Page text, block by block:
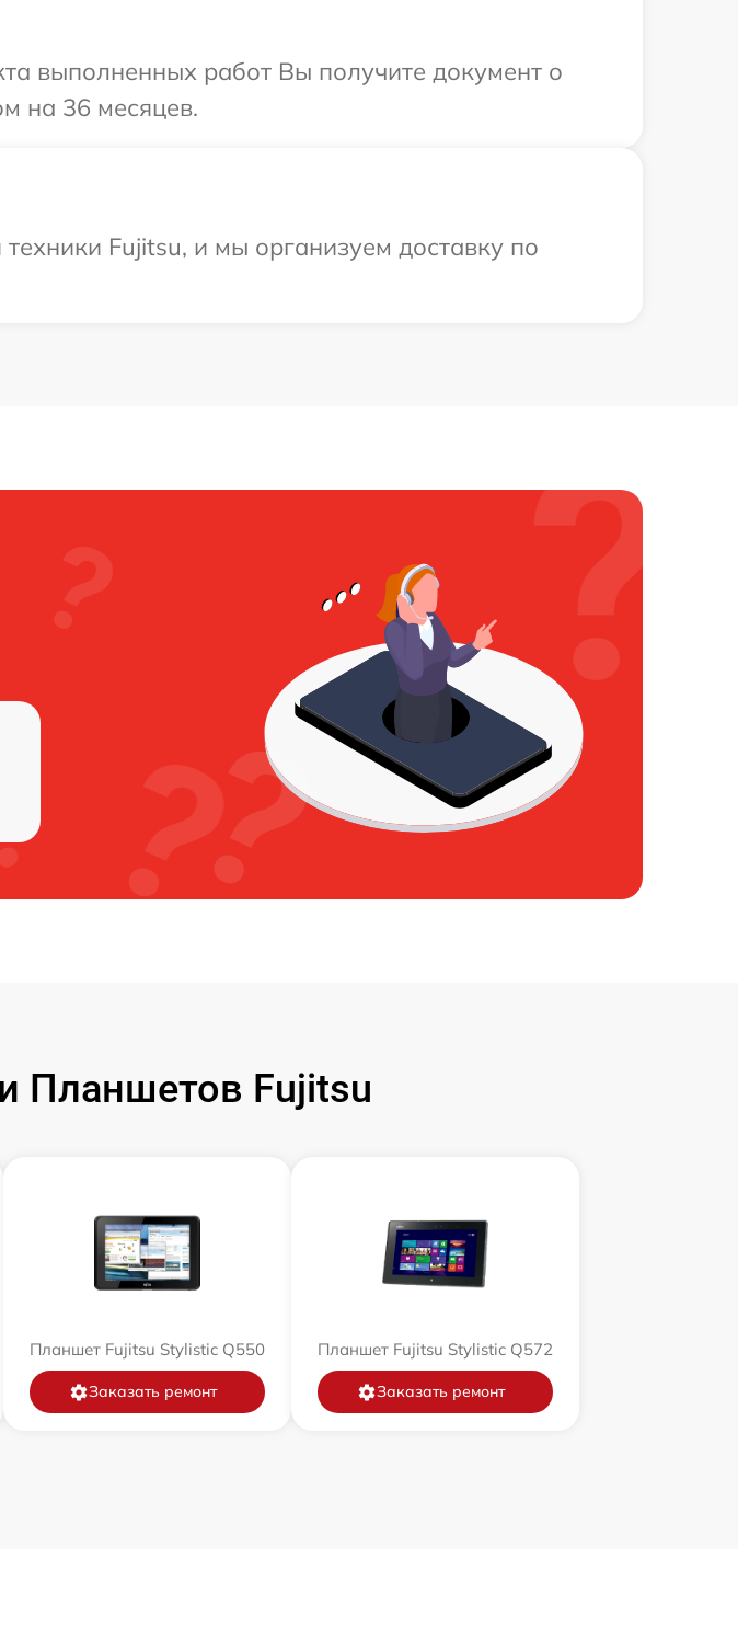
выполненных работ Вы получите документ о
на 36 месяцев.
Fujitsu, и мы организуем доставку по
Планшетов Fujitsu
Планшет Fujitsu Stylistic Q550
Заказать ремонт
Планшет Fujitsu Stylistic Q572
Заказать ремонт